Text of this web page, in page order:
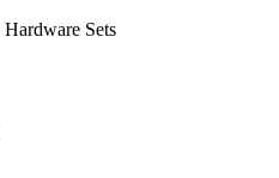
Hardware Sets